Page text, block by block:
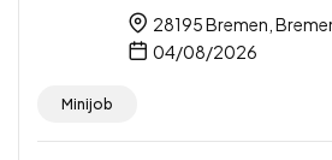
28195 Bremen,
04/08/2026
Minijob